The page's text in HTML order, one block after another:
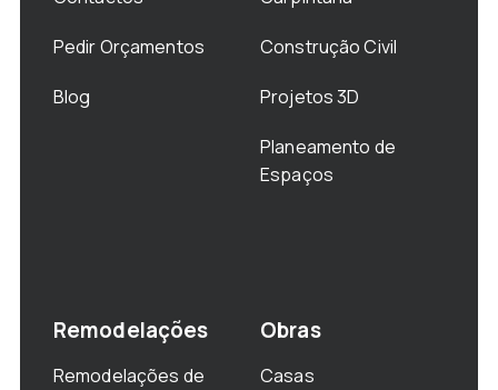
Pedir Orçamentos
Blog
Construção Civil
Projetos 3D
Planeamento de
Espaços
Remodelações
Remodelações de
Obras
Casas